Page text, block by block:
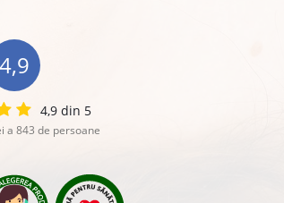
4,9
4,9 din 5
a 843 de persoane